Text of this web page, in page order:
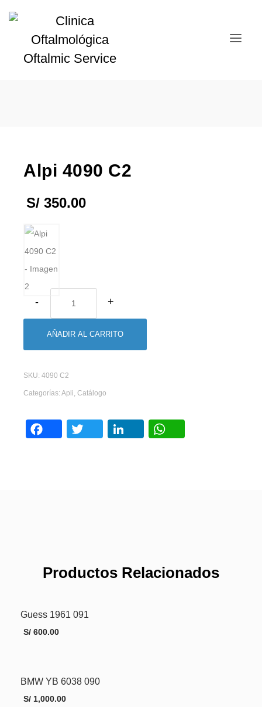
Alpi 4090 C2
S/ 350.00
AÑADIR AL CARRITO
SKU: 4090 C2
Categorías: Apli, Catálogo
FacebookTwitterLinkedIn
Productos Relacionados
Guess 1961 091
S/ 600.00
AÑADIR AL CARRITO
BMW YB 6038 090
S/ 1,000.00